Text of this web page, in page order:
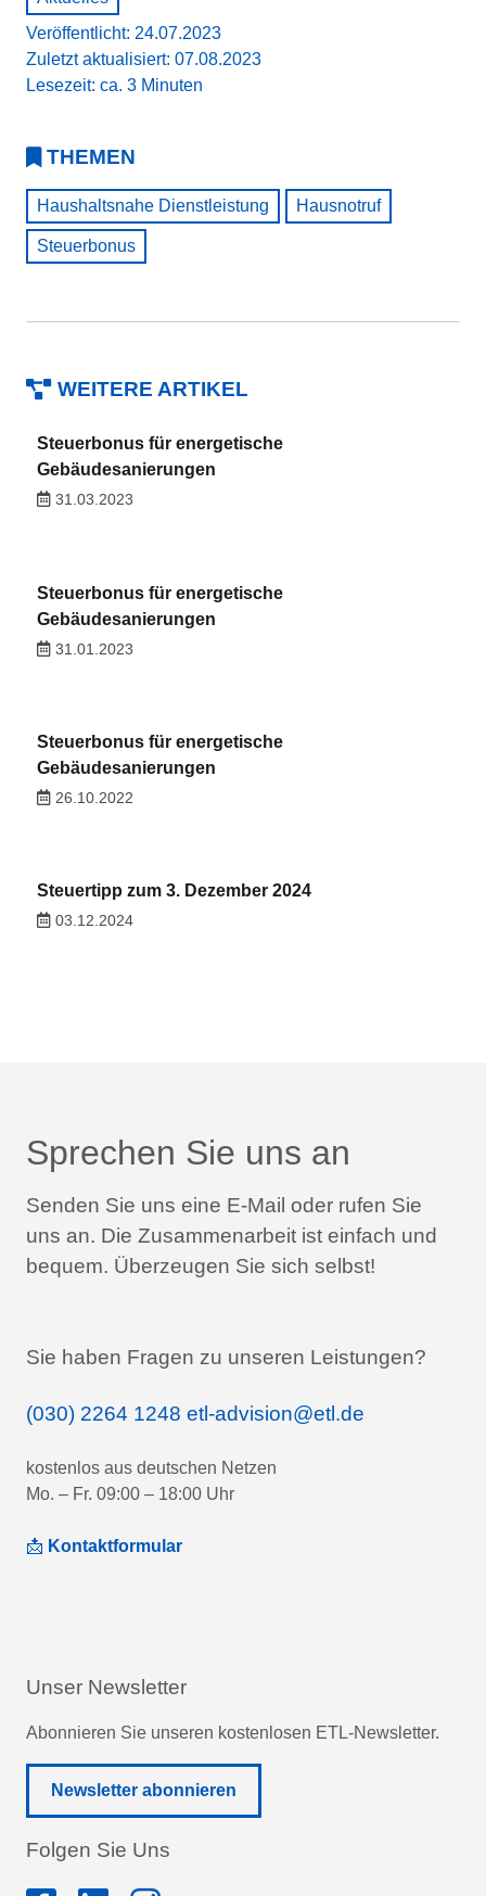
Veröffentlicht: 24.07.2023
Zuletzt aktualisiert: 07.08.2023
Lesezeit: ca. 3 Minuten
THEMEN
Haushaltsnahe Dienstleistung Hausnotruf
Steuerbonus
WEITERE ARTIKEL
Steuerbonus für energetische
Gebäudesanierungen
31.03.2023
Steuerbonus für energetische
Gebäudesanierungen
31.01.2023
Steuerbonus für energetische
Gebäudesanierungen
26.10.2022
Steuertipp zum 3. Dezember 2024
03.12.2024
Sprechen Sie uns an
Senden Sie uns eine E-Mail oder rufen Sie
uns an. Die Zusammenarbeit ist einfach und
bequem. Überzeugen Sie sich selbst!
Sie haben Fragen zu unseren Leistungen?
(030) 2264 1248 etl-advision@etl.de
kostenlos aus deutschen Netzen
Mo. – Fr. 09:00 – 18:00 Uhr
📩 Kontaktformular
Unser Newsletter
Abonnieren Sie unseren kostenlosen ETL-Newsletter.
Newsletter abonnieren
Folgen Sie Uns